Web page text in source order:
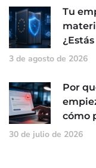
Tu
3 de agosto de 2026
Por
cómo
30 de julio de 2026